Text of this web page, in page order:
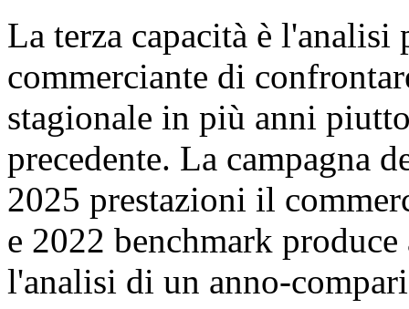
La terza capacità è l'analisi
commerciante di
stagionale in più anni
precedente. La campagna
2025 prestazioni il
e 2022 benchmark
l'analisi di un anno-